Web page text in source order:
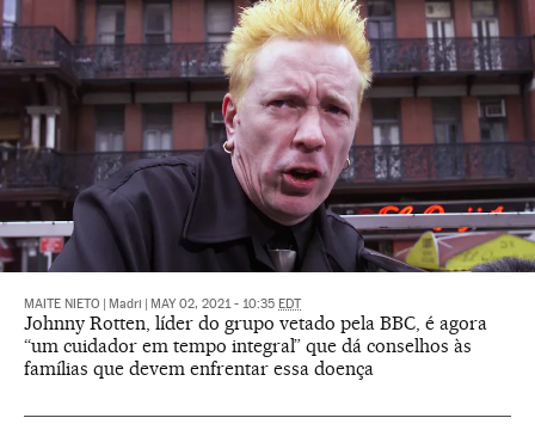
MAITE NIETO Madri MAY 02, 2021 - 10:35 EDT
Johnny Rotten, líder do grupo vetado pela BBC, é agora
“um cuidador em tempo integral” que dá conselhos às
famílias que devem enfrentar essa doença